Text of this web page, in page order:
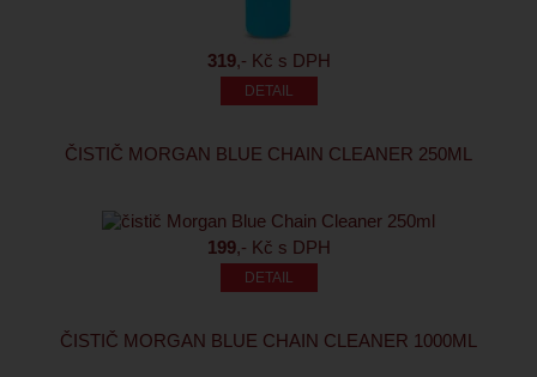
319,- Kč s DPH
ČISTIČ MORGAN BLUE CHAIN CLEANER 250ML
199,- Kč s DPH
ČISTIČ MORGAN BLUE CHAIN CLEANER 1000ML